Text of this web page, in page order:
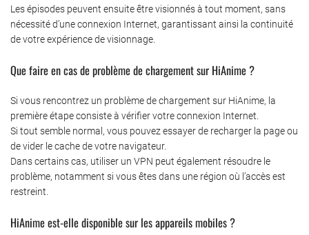
Les épisodes peuvent ensuite être visionnés à tout moment, sans
nécessité d’une connexion Internet, garantissant ainsi la continuité
de votre expérience de visionnage.
Que faire en cas de problème de chargement sur HiAnime ?
Si vous rencontrez un problème de chargement sur HiAnime, la
première étape consiste à vérifier votre connexion Internet.
Si tout semble normal, vous pouvez essayer de recharger la page ou
de vider le cache de votre navigateur.
Dans certains cas, utiliser un VPN peut également résoudre le
problème, notamment si vous êtes dans une région où l’accès est
restreint.
HiAnime est-elle disponible sur les appareils mobiles ?